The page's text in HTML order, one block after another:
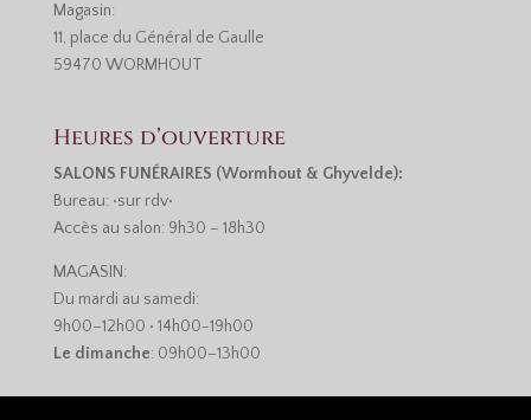
Magasin:
11, place du Général de Gaulle
59470 WORMHOUT
Heures d’ouverture
SALONS FUNÉRAIRES (Wormhout & Ghyvelde):
Bureau: •sur rdv•
Accès au salon: 9h30 – 18h30
MAGASIN:
Du mardi au samedi:
9h00–12h00 • 14h00-19h00
Le dimanche: 09h00–13h00